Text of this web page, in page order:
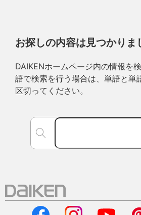
お探しの内容は見つかりま
DAIKENホームページ内の情報を
語で検索を行う場合は、単語と単
区切ってください。